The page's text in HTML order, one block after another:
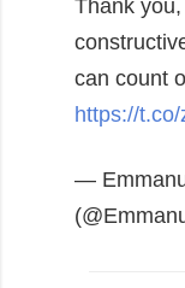
Thank
can count
https://
—